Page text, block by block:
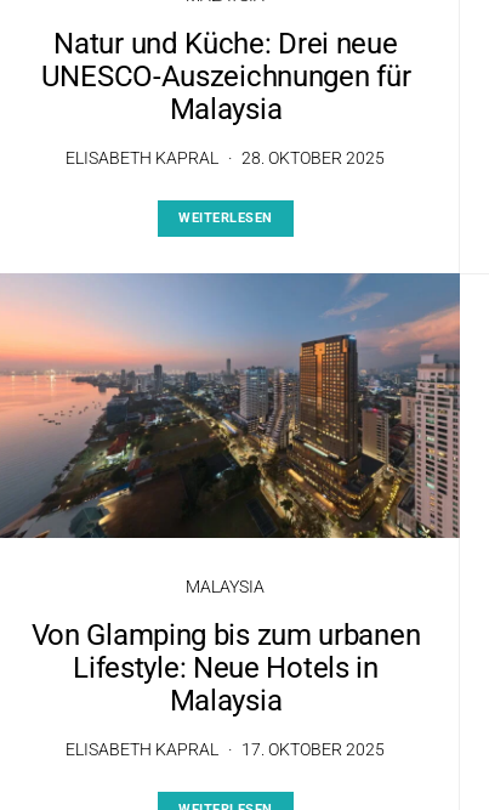
Natur und Küche: Drei neue
UNESCO-Auszeichnungen für
Malaysia
ELISABETH KAPRAL 28. OKTOBER 2025
WEITERLESEN
MALAYSIA
Von Glamping bis zum urbanen
Lifestyle: Neue Hotels in
Malaysia
ELISABETH KAPRAL 17. OKTOBER 2025